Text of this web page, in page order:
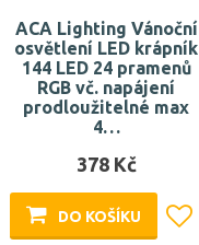
ACA Lighting Vánoční
osvětlení LED krápník
144 LED 24 pramenů
RGB vč. napájení
prodloužitelné max
4…
378 Kč
DO KOŠÍKU